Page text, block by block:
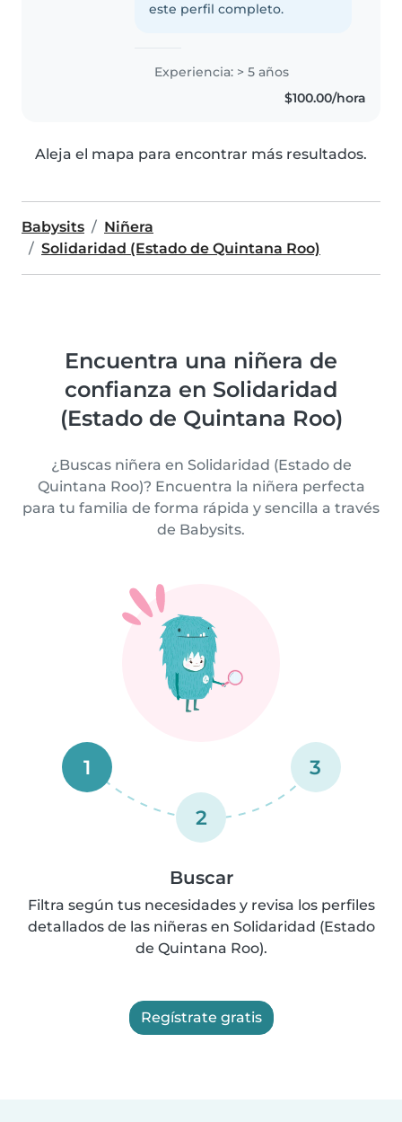
este perfil completo.
Experiencia: > 5 años
$100.00/hora
Aleja el mapa para encontrar más resultados.
Babysits
Niñera
Solidaridad (Estado de Quintana Roo)
Encuentra una niñera de
confianza en Solidaridad
(Estado de Quintana Roo)
¿Buscas niñera en Solidaridad (Estado de
Quintana Roo)? Encuentra la niñera perfecta
para tu familia de forma rápida y sencilla a través
de Babysits.
1
2
3
Buscar
Filtra según tus necesidades y revisa los perfiles
detallados de las niñeras en Solidaridad (Estado
de Quintana Roo).
Regístrate gratis